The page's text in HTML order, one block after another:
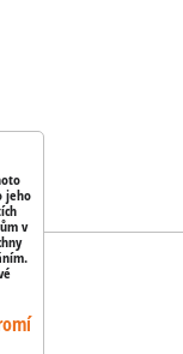
jeho
v